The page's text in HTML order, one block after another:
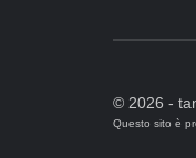
© 2026 -
Questo sito è